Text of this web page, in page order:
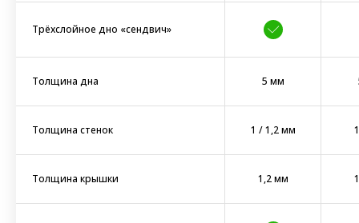
Трёхслойное дно «сендвич»
Толщина дна 5 мм
Толщина стенок 1 / 1,2 мм
Толщина крышки 1,2 мм